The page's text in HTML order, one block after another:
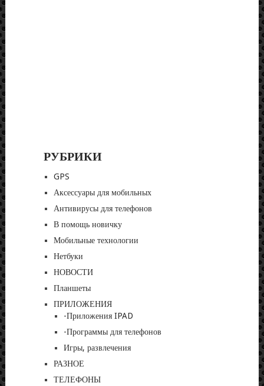
РУБРИКИ
GPS
Аксессуары для мобильных
Антивирусы для телефонов
В помощь новичку
Мобильные технологии
Нетбуки
НОВОСТИ
Планшеты
ПРИЛОЖЕНИЯ
-Приложения IPAD
-Программы для телефонов
Игры, развлечения
РАЗНОЕ
ТЕЛЕФОНЫ